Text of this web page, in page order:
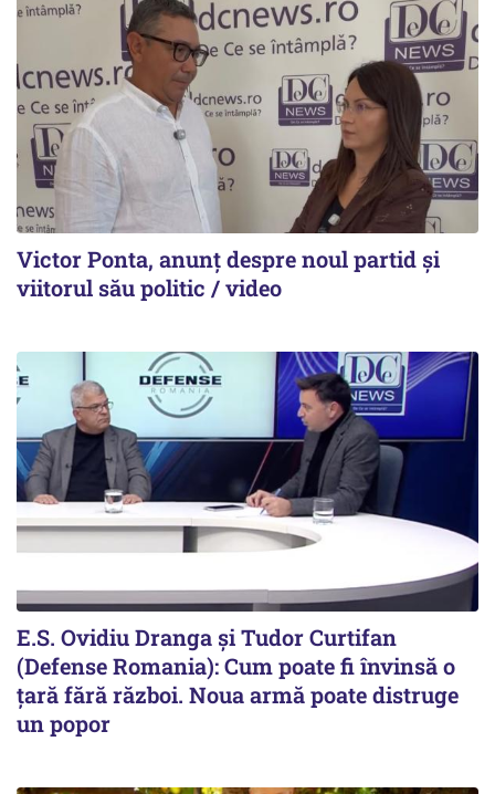
Victor Ponta, anunț despre noul partid și
viitorul său politic / video
E.S. Ovidiu Dranga și Tudor Curtifan
(Defense Romania): Cum poate fi învinsă o
țară fără război. Noua armă poate distruge
un popor